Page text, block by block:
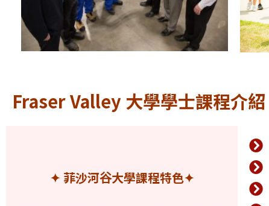
Fraser Valley 大學學士課程介紹
✦ 菲沙河⾕⼤學課程特色✦